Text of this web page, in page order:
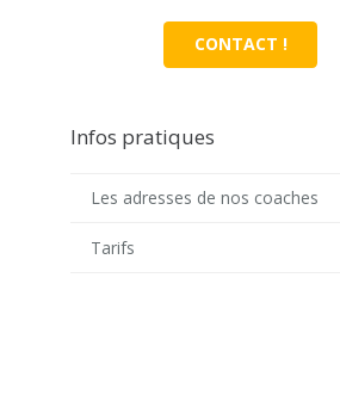
CONTACT !
Infos pratiques
Les adresses de nos coaches
Tarifs